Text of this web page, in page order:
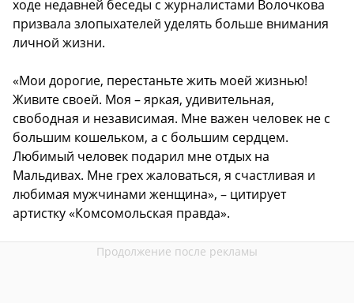
ходе недавней беседы с журналистами Волочкова
призвала злопыхателей уделять больше внимания
личной жизни.
«Мои дорогие, перестаньте жить моей жизнью!
Живите своей. Моя – яркая, удивительная,
свободная и независимая. Мне важен человек не с
большим кошельком, а с большим сердцем.
Любимый человек подарил мне отдых на
Мальдивах. Мне грех жаловаться, я счастливая и
любимая мужчинами женщина», – цитирует
артистку «Комсомольская правда».